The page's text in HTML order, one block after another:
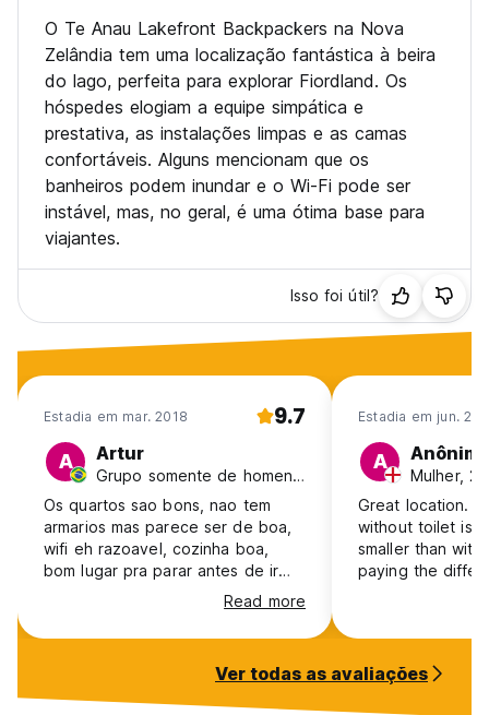
O Te Anau Lakefront Backpackers na Nova
Zelândia tem uma localização fantástica à beira
do lago, perfeita para explorar Fiordland. Os
hóspedes elogiam a equipe simpática e
prestativa, as instalações limpas e as camas
confortáveis. Alguns mencionam que os
banheiros podem inundar e o Wi-Fi pode ser
instável, mas, no geral, é uma ótima base para
viajantes.
Isso foi útil?
Estadia em mar. 2018 9.7
A Artur
Grupo somente de homens, 25-30, Brasil
Os quartos sao bons, nao tem
armarios mas parece ser de boa,
wifi eh razoavel, cozinha boa,
bom lugar pra parar antes de ir
Read more
Estadia em jun.
A
Mulher,
Great location.
without toilet is
smaller than
paying the
stopover for
Ver todas as avaliações